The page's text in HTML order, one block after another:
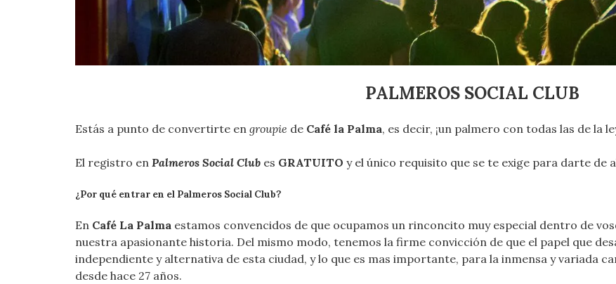
PALMEROS SOCIAL CLUB
Estás a punto de convertirte en groupie de Café la Palma, es decir, ¡un palmero con todas las de la
El registro en Palmeros Social Club es GRATUITO y el único requisito que se te exige para darte de
¿Por qué entrar en el Palmeros Social Club?
En Café La Palma estamos convencidos de que ocupamos un rinconcito muy especial dentro de
nuestra apasionante historia. Del mismo modo, tenemos la firme convicción de que el papel que
independiente y alternativa de esta ciudad, y lo que es mas importante, para la inmensa y variada
desde hace 27 años.